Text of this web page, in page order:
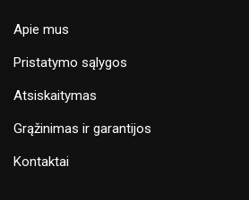
Apie mus
Pristatymo sąlygos
Atsiskaitymas
Grąžinimas ir garantijos
Kontaktai